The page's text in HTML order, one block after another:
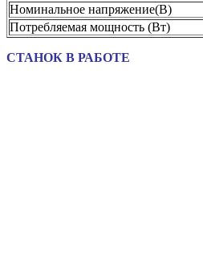
Номинальное напряжение(В)
Потребляемая мощность (Вт)
СТАНОК В РАБОТЕ